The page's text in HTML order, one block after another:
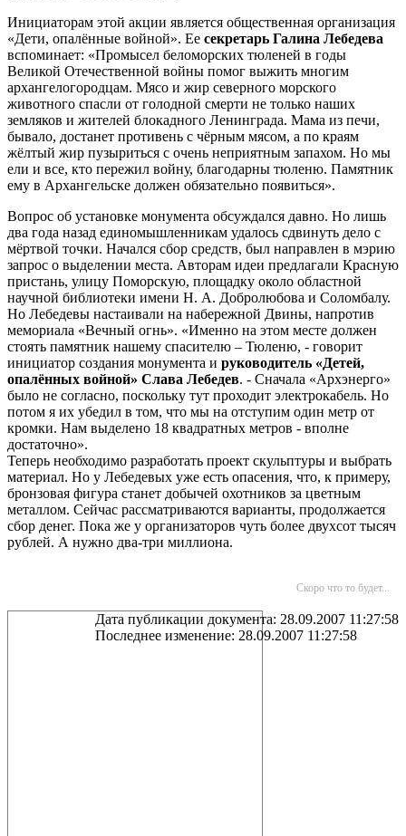
Инициаторам этой акции является общественная организация
«Дети, опалённые войной». Ее секретарь Галина Лебедева
вспоминает: «Промысел беломорских тюленей в годы
Великой Отечественной войны помог выжить многим
архангелогородцам. Мясо и жир северного морского
животного спасли от голодной смерти не только наших
земляков и жителей блокадного Ленинграда. Мама из печи,
бывало, достанет противень с чёрным мясом, а по краям
жёлтый жир пузыриться с очень неприятным запахом. Но мы
ели и все, кто пережил войну, благодарны тюленю. Памятник
ему в Архангельске должен обязательно появиться».
Вопрос об установке монумента обсуждался давно. Но лишь
два года назад единомышленникам удалось сдвинуть дело с
мёртвой точки. Начался сбор средств, был направлен в мэрию
запрос о выделении места. Авторам идеи предлагали Красную
пристань, улицу Поморскую, площадку около областной
научной библиотеки имени Н. А. Добролюбова и Соломбалу.
Но Лебедевы настаивали на набережной Двины, напротив
мемориала «Вечный огнь». «Именно на этом месте должен
стоять памятник нашему спасителю – Тюленю, - говорит
инициатор создания монумента и руководитель «Детей,
опалённых войной» Слава Лебедев. - Сначала «Архэнерго»
было не согласно, поскольку тут проходит электрокабель. Но
потом я их убедил в том, что мы на отступим один метр от
кромки. Нам выделено 18 квадратных метров - вполне
достаточно».
Теперь необходимо разработать проект скульптуры и выбрать
материал. Но у Лебедевых уже есть опасения, что, к примеру,
бронзовая фигура станет добычей охотников за цветным
металлом. Сейчас рассматриваются варианты, продолжается
сбор денег. Пока же у организаторов чуть более двухсот тысяч
рублей. А нужно два-три миллиона.
Скоро что то будет...
Дата публикации документа: 28.09.2007 11:27:58
Последнее изменение: 28.09.2007 11:27:58